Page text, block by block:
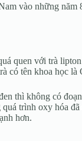
vào những
quen với trà
có tên khoa học là
thì không có
trình oxy hóa
hơn.